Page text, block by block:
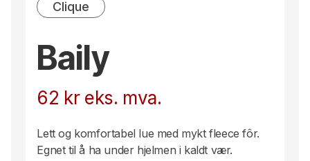
Clique
Baily
62 kr eks. mva.
Lett og komfortabel lue med mykt fleece fôr.
Egnet til å ha under hjelmen i kaldt vær.